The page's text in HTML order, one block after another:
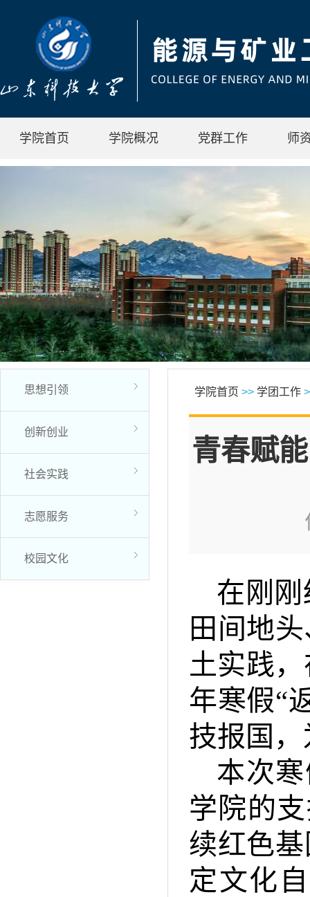
学院首页 学院概况 党群工作 师
思想引领
创新创业
社会实践
志愿服务
校园文化
学院首页 >> 学团工作
青春赋
在刚
田间地
土实践
年寒假“
技报国
本次
学院的
续红色
定文化